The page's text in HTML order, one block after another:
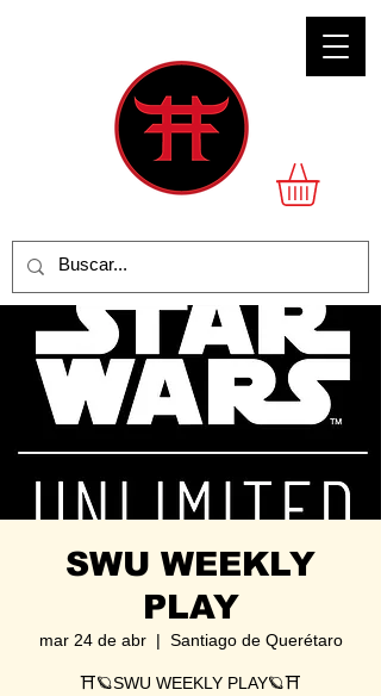
SWU WEEKLY
PLAY
mar 24 de abr
  |
Santiago de Querétaro
⛩🪐SWU WEEKLY PLAY🪐⛩